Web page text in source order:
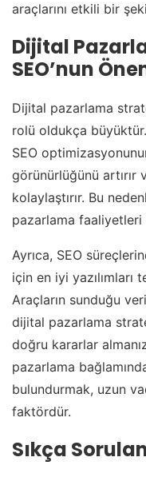
araçlarını etkili bir
Dijital
SEO’nun
Dijital pazarlama
rolü oldukça
SEO
görünürlüğünü artırır
kolaylaştırır. Bu
pazarlama
Ayrıca, SEO
için en iyi
Araçların sunduğu
dijital pazarlama
doğru kararlar
pazarlama
bulundurmak, uzun
faktördür.
Sıkça